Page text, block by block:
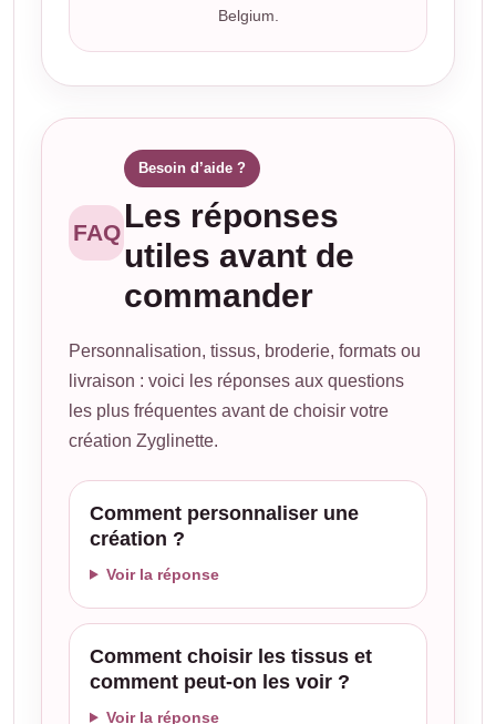
Belgium.
FAQ
Besoin d’aide ?
Les réponses
utiles avant de
commander
Personnalisation, tissus, broderie, formats ou
livraison : voici les réponses aux questions
les plus fréquentes avant de choisir votre
création Zyglinette.
Comment personnaliser une
création ?
Voir la réponse
Comment choisir les tissus et
comment peut-on les voir ?
Voir la réponse